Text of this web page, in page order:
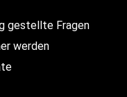
gestellte Fragen
werden